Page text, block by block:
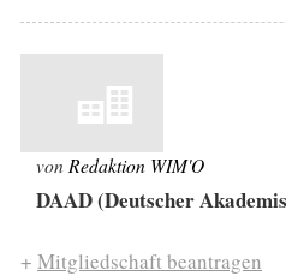
von Redaktion WIM'O
DAAD (Deutscher
+ Mitgliedschaft beantragen